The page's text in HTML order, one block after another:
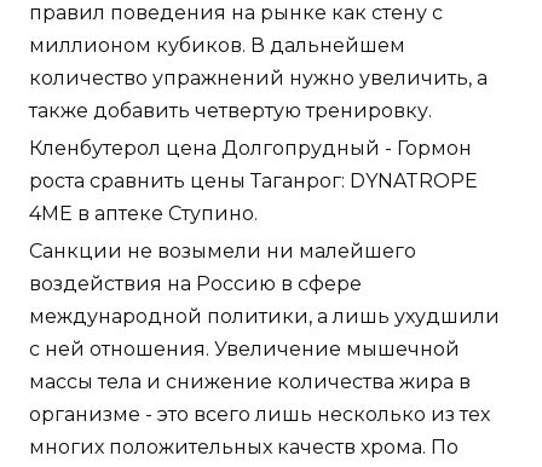
правил поведения на рынке как стену с
миллионом кубиков. В дальнейшем
количество упражнений нужно увеличить, а
также добавить четвертую тренировку.
Кленбутерол цена Долгопрудный - Гормон
роста сравнить цены Таганрог: DYNATROPE
4ME в аптеке Ступино.
Санкции не возымели ни малейшего
воздействия на Россию в сфере
международной политики, а лишь ухудшили
с ней отношения. Увеличение мышечной
массы тела и снижение количества жира в
организме - это всего лишь несколько из тех
многих положительных качеств хрома. По